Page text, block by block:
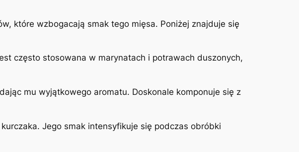
które wzbogacają smak tego mięsa. Poniżej znajduje się
często stosowana w marynatach i potrawach duszonych,
mu wyjątkowego aromatu. Doskonale komponuje się z
Jego smak intensyfikuje się podczas obróbki